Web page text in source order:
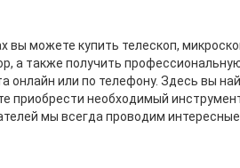
вы можете купить телескоп,
а также получить
онлайн или по телефону. Здесь вы
приобрести необходимый
мы всегда проводим интересные